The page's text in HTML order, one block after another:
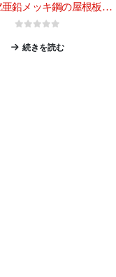
DX51D+Z亜鉛メッキ鋼の屋根板シート
続きを読む